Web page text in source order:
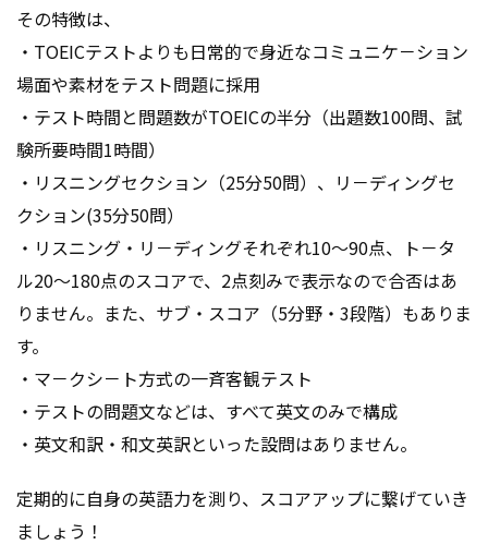
その特徴は、
・TOEICテストよりも日常的で身近なコミュニケ－ション
場面や素材をテスト問題に採用
・テスト時間と問題数がTOEICの半分（出題数100問、試
験所要時間1時間）
・リスニングセクション（25分50問）、リ－ディングセ
クション(35分50問）
・リスニング・リ－ディングそれぞれ10～90点、ト－タ
ル20～180点のスコアで、2点刻みで表示なので合否はあ
りません。また、サブ・スコア（5分野・3段階）もありま
す。
・マ－クシ－ト方式の一斉客観テスト
・テストの問題文などは、すべて英文のみで構成
・英文和訳・和文英訳といった設問はありません。
定期的に自身の英語力を測り、スコアアップに繋げていき
ましょう！